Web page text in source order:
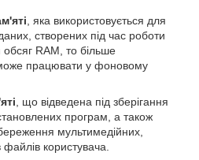
, яка використовується для
створених під час роботи
обсяг RAM, то більше
працювати у фоновому
, що відведена під зберігання
програм, а також
мультимедійних,
файлів користувача.